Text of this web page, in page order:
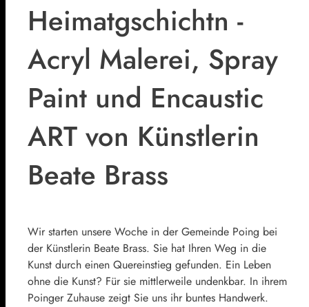
Heimatgschichtn -
Acryl Malerei, Spray
Paint und Encaustic
ART von Künstlerin
Beate Brass
Wir starten unsere Woche in der Gemeinde Poing bei
der Künstlerin Beate Brass. Sie hat Ihren Weg in die
Kunst durch einen Quereinstieg gefunden. Ein Leben
ohne die Kunst? Für sie mittlerweile undenkbar. In ihrem
Poinger Zuhause zeigt Sie uns ihr buntes Handwerk.